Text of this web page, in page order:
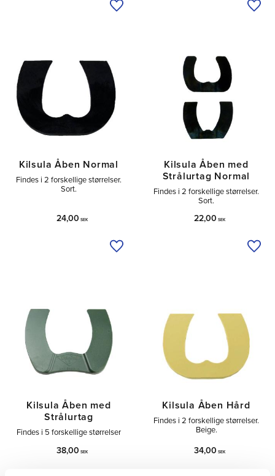
Tilføj til ønskeliste
Kilsula Åben Normal
Findes i 2 forskellige størrelser.
Sort.
24,00 SEK
Tilføj til ønskeliste
Kilsula Åben med
Strålurtag Normal
Findes i 2 forskellige størrelser.
Sort.
22,00 SEK
Kilsula Åben med
Strålurtag
Findes i 5 forskellige størrelser
38,00 SEK
Kilsula Åben Hård
Findes i 2 forskellige størrelser.
Beige.
34,00 SEK